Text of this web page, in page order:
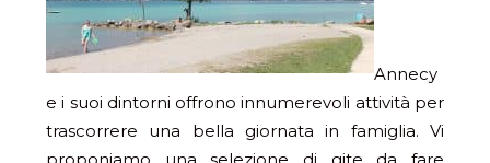
Annecy
e i suoi dintorni offrono innumerevoli attività per
trascorrere una bella giornata in famiglia. Vi